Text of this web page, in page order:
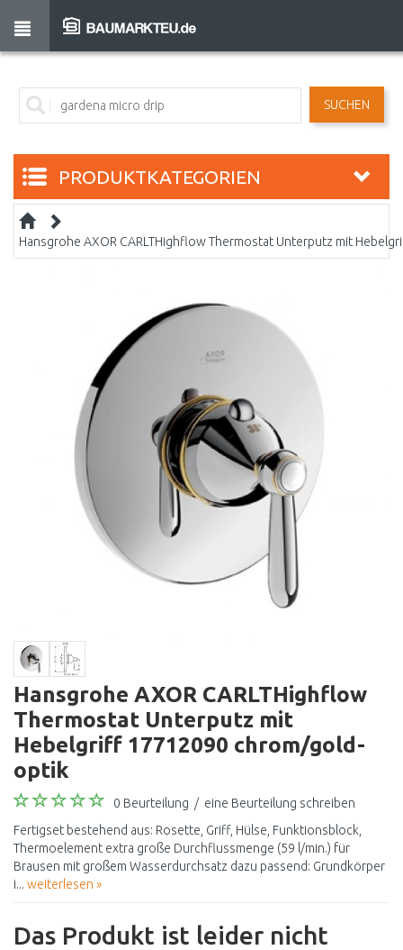
SUCHEN
PRODUKTKATEGORIEN
Hansgrohe AXOR CARLTHighflow Thermostat Unterputz mit
Hansgrohe AXOR CARLTHighflow
Thermostat Unterputz mit
Hebelgriff 17712090 chrom/gold-
optik
0 Beurteilung / eine Beurteilung schreiben
Fertigset bestehend aus: Rosette, Griff, Hülse, Funktionsblock,
Thermoelement extra große Durchflussmenge (59 l/min.) für
Brausen mit großem Wasserdurchsatz dazu passend: Grundkörper
i... weiterlesen »
Das Produkt ist leider nicht